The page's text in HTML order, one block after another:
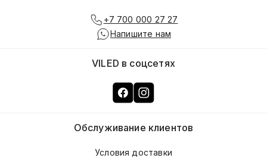
Обслуживание клиентов
Условия доставки
VILED в соцсетях
+7 700 000 27 27
Напишите нам